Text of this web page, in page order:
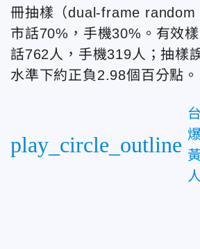
冊抽樣（dual-frame random
市話70%，手機30%。有效
話762人，手機319人；抽樣
水準下約正負2.98個百分點。
play_circle_outline